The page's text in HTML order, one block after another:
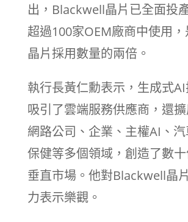
出，Blackwell晶片已全面投
超過100家OEM廠商中使用
晶片採用數量的兩倍。
執行長黃仁勳表示，生成式
吸引了雲端服務供應商，還
網路公司、企業、主權AI、
保健等多個領域，創造了數
垂直市場。他對Blackwell晶
力表示樂觀。